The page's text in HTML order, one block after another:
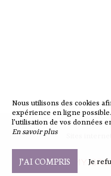
Nous utilisons des cookies
expérience en ligne
l’utilisation de vos données
En savoir plus
J’AI COMPRIS Je